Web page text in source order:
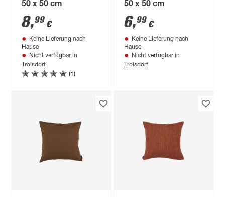
50 x 50 cm
8,99 €
Keine Lieferung nach
Hause
Nicht verfügbar in
Troisdorf
(1)
50 x 50 cm
6,99 €
Keine Lieferung nach
Hause
Nicht verfügbar in
Troisdorf